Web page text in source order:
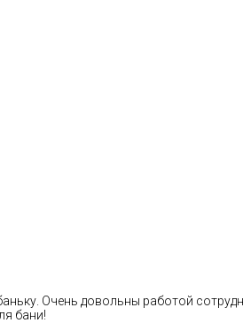
Очень довольны работой
бани!